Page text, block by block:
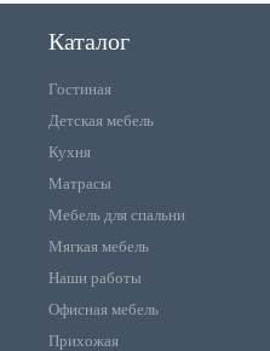
Каталог
Гостиная
Детская мебель
Кухня
Матрасы
Мебель для спальни
Мягкая мебель
Наши работы
Офисная мебель
Прихожая